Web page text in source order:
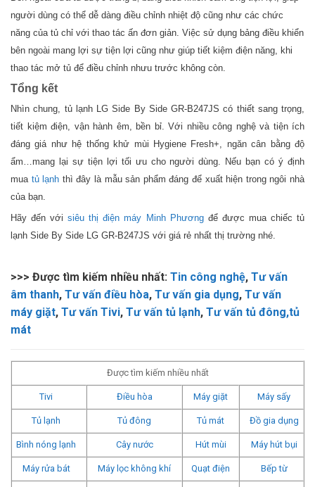
người dùng có thể dễ dàng điều chỉnh nhiệt độ cũng như các chức
năng của tủ chỉ với thao tác ấn đơn giản. Việc sử dụng bảng điều khiển
bên ngoài mang lợi sự tiện lợi cũng như giúp tiết kiệm điện năng, khi
thao tác mở tủ để điều chỉnh nhưu trước không còn.
Tổng kết
Nhìn chung, tủ lạnh LG Side By Side GR-B247JS có thiết sang trọng,
tiết kiệm điện, vận hành êm, bền bỉ. Với nhiều công nghệ và tiện ích
đáng giá như hệ thống khử mùi Hygiene Fresh+, ngăn cân bằng độ
ẩm…mang lại sự tiện lợi tối ưu cho người dùng. Nếu bạn có ý định
mua tủ lạnh thì đây là mẫu sản phẩm đáng để xuất hiện trong ngôi nhà
của bạn.
Hãy đến vớisiêu thị điện máy Minh Phươngđể được mua chiếc tủ
lạnh Side By Side LG GR-B247JS với giá rẻ nhất thị trường nhé.
>>> Được tìm kiếm nhiều nhất: Tin công nghệ, Tư vấn
âm thanh, Tư vấn điều hòa, Tư vấn gia dụng, Tư vấn
máy giặt, Tư vấn Tivi, Tư vấn tủ lạnh, Tư vấn tủ đông,tủ
mát
Được tìm kiếm nhiều nhất
Tivi Điều hòa Máy giặt Máy sấy
Tủ lạnh Tủ đông Tủ mát Đồ gia dụng
Bình nóng lạnh Cây nước Hút mùi Máy hút bụi
Máy rửa bát Máy lọc không khí Quạt điện Bếp từ